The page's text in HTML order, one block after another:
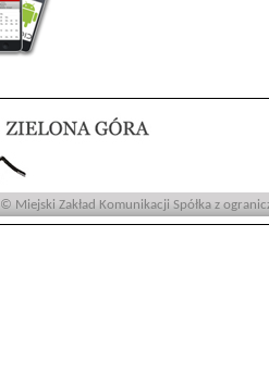
© Miejski Zakład Komunikacji Spółka z